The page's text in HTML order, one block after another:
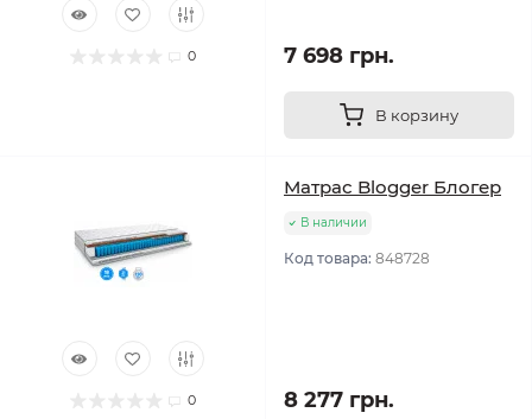
0 7 698 грн.
В корзину
0
Матрас Blogger Блогер
В наличии
Код товара: 848728
8 277 грн.